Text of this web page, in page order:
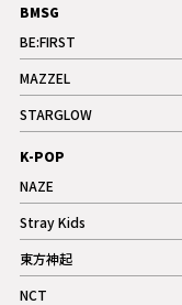
BMSG
BE:FIRST
記事
ギャラリー
MAZZEL
記事
ギャラリー
STARGLOW
記事
K-POP
NAZE
記事
Stray Kids
記事
東方神起
記事
NCT